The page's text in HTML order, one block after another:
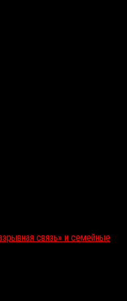
связь» и семейные